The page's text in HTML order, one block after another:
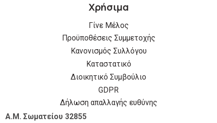
Χρήσιμα
Γίνε Μέλος
Προϋποθέσεις Συμμετοχής
Κανονισμός Συλλόγου
Καταστατικό
Διοικητικό Συμβούλιο
GDPR
Δήλωση απαλλαγής ευθύνης
Α.Μ. Σωματείου 32855